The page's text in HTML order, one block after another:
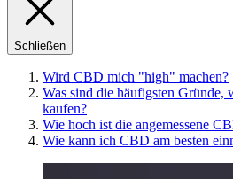
Schließen
Wird CBD mich "high" machen?
Was sind die häufigsten Gründe,
kaufen?
Wie hoch ist die angemessene
Wie kann ich CBD am besten